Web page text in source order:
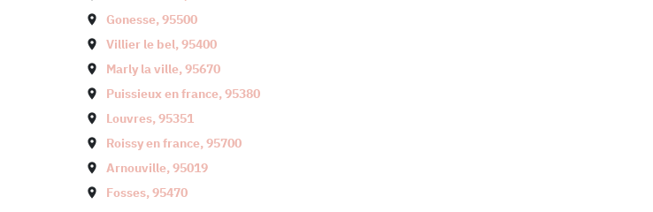
Gonesse,95500
Villier le bel,95400
Marly la ville,95670
Puissieux en france,95380
Louvres,95351
Roissy en france,95700
Arnouville,95019
Fosses,95470